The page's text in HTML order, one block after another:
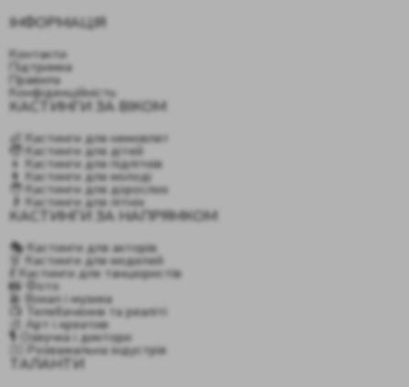
ІНФОРМАЦІЯ
Контакти
Підтримка
Правила
Конфіденційність
КАСТИНГИ ЗА ВІКОМ
👶 Кастинги для немовлят
🧒 Кастинги для дітей
👦 Кастинги для підлітків
👩 Кастинги для молоді
🧑 Кастинги для дорослих
👴 Кастинги для літніх
КАСТИНГИ ЗА НАПРЯМКОМ
🎭 Кастинги для акторів
👗 Кастинги для моделей
💃 Кастинги для танцюристів
📸 Фото
🎤 Вокал і музика
📺 Телебачення та реаліті
🎨 Арт і креатив
🎙️ Озвучка і диктори
🤹‍♂️ Розважальна індустрія
ТАЛАНТИ